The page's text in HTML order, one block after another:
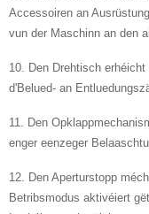
Accessoiren an
vun der Maschinn an den
10. Den Drehtisch
d'Belued- an
11. Den
enger eenzeger
12. Den Aperturstopp
Betribsmodus aktivéiert